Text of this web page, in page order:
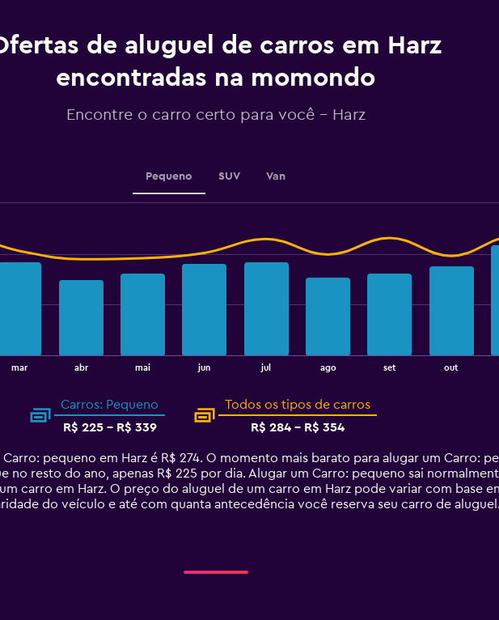
de aluguel de carros em Harz
encontradas na momondo
Encontre o carro certo para você – Harz
Pequeno SUV Van
mar abr mai jun jul ago set out
Carros: Pequeno
R$ 225 - R$ 339
Todos os tipos de carros
R$ 284 - R$ 354
pequeno em Harz é R$ 274. O momento mais barato para alugar um Carro:
no resto do ano, apenas R$ 225 por dia. Alugar um Carro: pequeno sai
carro em Harz. O preço do aluguel de um carro em Harz pode variar com base
do veículo e até com quanta antecedência você reserva seu carro de